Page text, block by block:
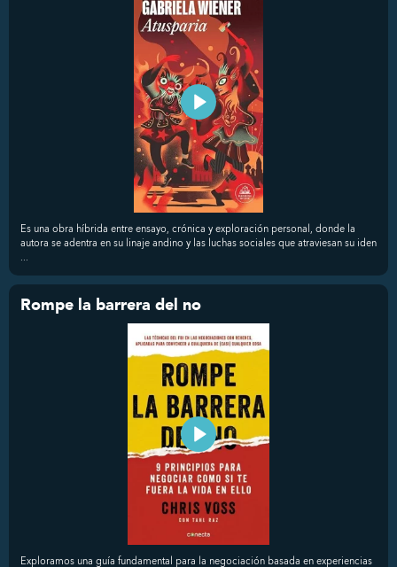
Es una obra híbrida entre ensayo, crónica y exploración personal, donde la
autora se adentra en su linaje andino y las luchas sociales que atraviesan su iden
...
Rompe la barrera del no
Exploramos una guía fundamental para la negociación basada en experiencias